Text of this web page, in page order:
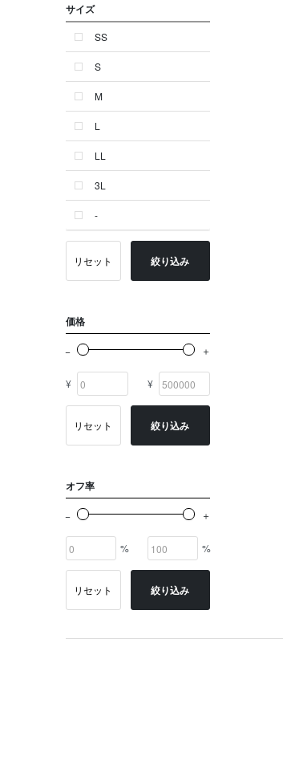
オレンジ系
シルバー系
ゴールド系
その他
イニシャル
OTHERS
サイズ
SS
S
M
L
LL
3L
-
リセット 絞り込み
価格
¥ ¥
リセット 絞り込み
オフ率
% %
リセット 絞り込み